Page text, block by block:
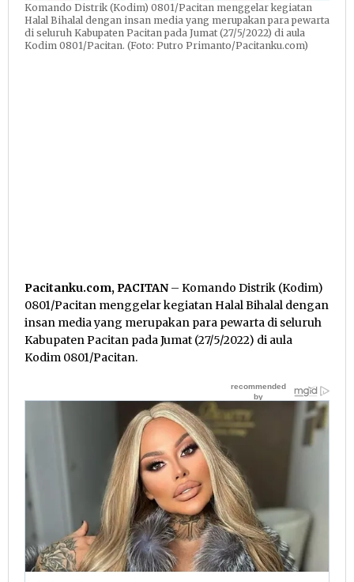
Komando Distrik (Kodim) 0801/Pacitan menggelar kegiatan
Halal Bihalal dengan insan media yang merupakan para pewarta
di seluruh Kabupaten Pacitan pada Jumat (27/5/2022) di aula
Kodim 0801/Pacitan. (Foto: Putro Primanto/Pacitanku.com)
Pacitanku.com, PACITAN – Komando Distrik (Kodim)
0801/Pacitan menggelar kegiatan Halal Bihalal dengan
insan media yang merupakan para pewarta di seluruh
Kabupaten Pacitan pada Jumat (27/5/2022) di aula
Kodim 0801/Pacitan.